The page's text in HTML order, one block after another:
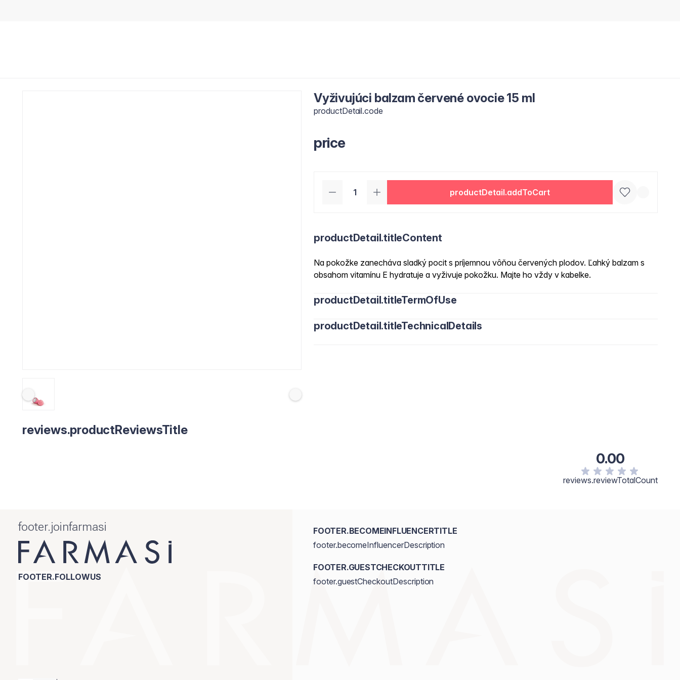
Vyživujúci balzam červené ovocie 15 ml
productDetail.code
price
productDetail.addToCart
productDetail.titleContent
Na pokožke zanecháva sladký pocit s príjemnou vôňou červených plodov. Ľahký balzam s
obsahom vitamínu E hydratuje a vyživuje pokožku. Majte ho vždy v kabelke.
productDetail.titleTermOfUse
productDetail.titleTechnicalDetails
reviews.productReviewsTitle
0.00
reviews.reviewTotalCount
footer.joinfarmasi
FOOTER.FOLLOWUS
FOOTER.BECOMEINFLUENCERTITLE
footer.becomeInfluencerDescription
FOOTER.GUESTCHECKOUTTITLE
footer.guestCheckoutDescription